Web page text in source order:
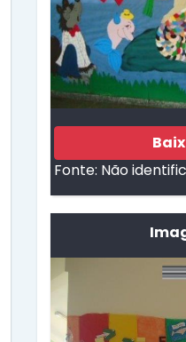
Fonte: Não